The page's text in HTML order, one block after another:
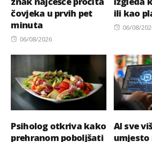
čovjeka u prvih pet
minuta
Posted
06/08/2026
ili kao
Posted
06/08/
Psiholog otkriva kako
prehranom poboljšati
AI sve
umjesto